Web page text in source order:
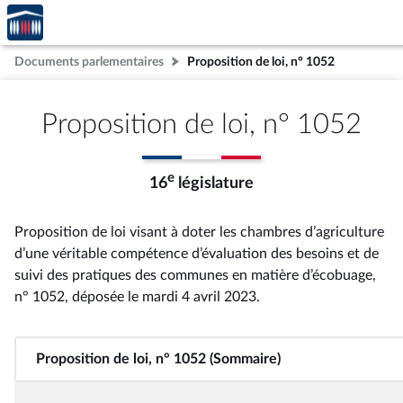
Aller au contenu
Aller en bas de la page
Accèder
à la
page
d'accueil
Documents parlementaires Proposition de loi, n° 1052
Proposition de loi, n° 1052
16e législature
Proposition de loi visant à doter les chambres d’agriculture
d’une véritable compétence d’évaluation des besoins et de
suivi des pratiques des communes en matière d’écobuage,
n° 1052, déposée le mardi 4 avril 2023.
Proposition de loi, n° 1052 (Sommaire)